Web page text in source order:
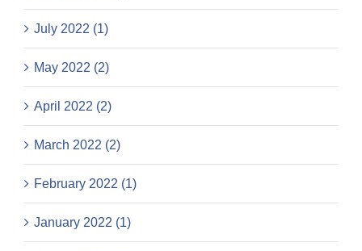
July 2022 (1)
May 2022 (2)
April 2022 (2)
March 2022 (2)
February 2022 (1)
January 2022 (1)